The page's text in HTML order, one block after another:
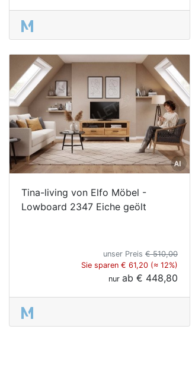
Tina-living von Elfo Möbel -
Lowboard 2347 Eiche geölt
unser Preis € 510,00
Sie sparen € 61,20 (≈ 12%)
nur ab € 448,80